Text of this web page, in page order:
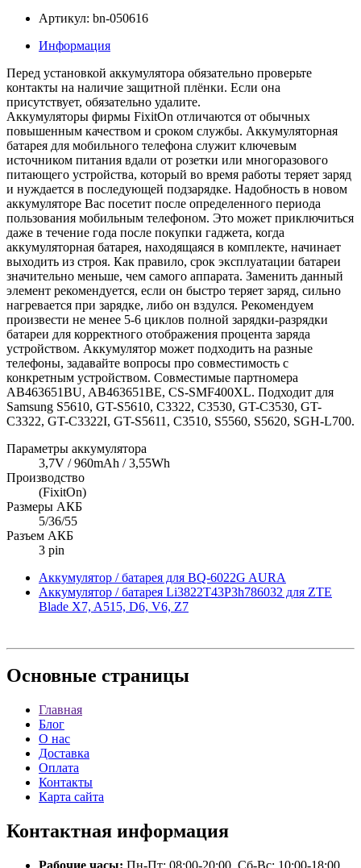
Артикул: bn-050616
Информация
Перед установкой аккумулятора обязательно проверьте
контакты на наличие защитной плёнки. Если она
присутствует, обязательно удалите.
Аккумуляторы фирмы FixitOn отличаются от обычных
повышенным качеством и сроком службы. Аккумуляторная
батарея для мобильного телефона служит ключевым
источником питания вдали от розетки или многоразового
питающего устройства, который во время работы теряет заряд
и нуждается в последующей подзарядке. Надобность в новом
аккумуляторе Вас посетит после определенного периода
пользования мобильным телефоном. Это может приключиться
даже в течение года после покупки гаджета, когда
аккумуляторная батарея, находящаяся в комплекте, начинает
выходить из строя. Как правило, срок эксплуатации батареи
значительно меньше, чем самого аппарата. Заменить данный
элемент рекомендуется, если он быстро теряет заряд, сильно
нагревается при зарядке, либо он вздулся. Рекомендуем
произвести не менее 5-6 циклов полной зарядки-разрядки
батареи для корректного отображения процента заряда
устройством. Аккумулятор может подходить на разные
телефоны, задавайте вопросы про совместимость с
конкретным устройством. Совместимые партномера
AB463651BU, AB463651BE, CS-SMF400XL. Подходит для
Samsung S5610, GT-S5610, C3322, C3530, GT-C3530, GT-
C3322, GT-C3322I, GT-S5611, C3510, S5560, S5620, SGH-L700.
Параметры аккумулятора
3,7V / 960mAh / 3,55Wh
Производство
(FixitOn)
Размеры АКБ
5/36/55
Разъем АКБ
3 pin
Аккумулятор / батарея для BQ-6022G AURA
Аккумулятор / батарея Li3822T43P3h786032 для ZTE
Blade X7, A515, D6, V6, Z7
Основные страницы
Главная
Блог
О нас
Доставка
Оплата
Контакты
Карта сайта
Контактная информация